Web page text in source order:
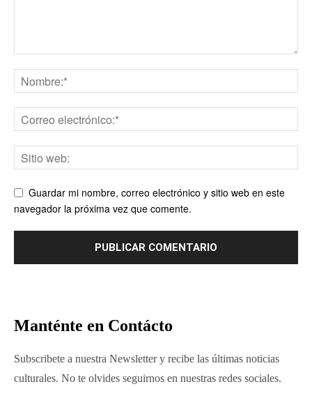
Guardar mi nombre, correo electrónico y sitio web en este
navegador la próxima vez que comente.
Manténte en Contácto
Subscribete a nuestra Newsletter y recibe las últimas noticias
culturales. No te olvides seguirnos en nuestras redes sociales.